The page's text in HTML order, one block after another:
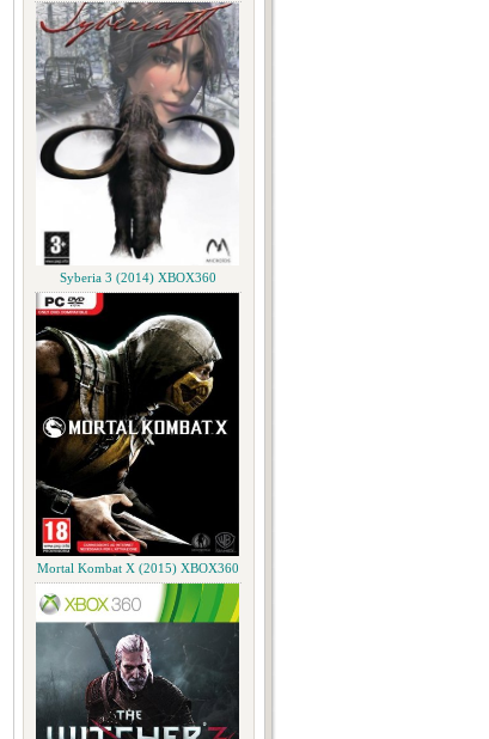
Syberia 3 (2014) XBOX360
Mortal Kombat X (2015) XBOX360